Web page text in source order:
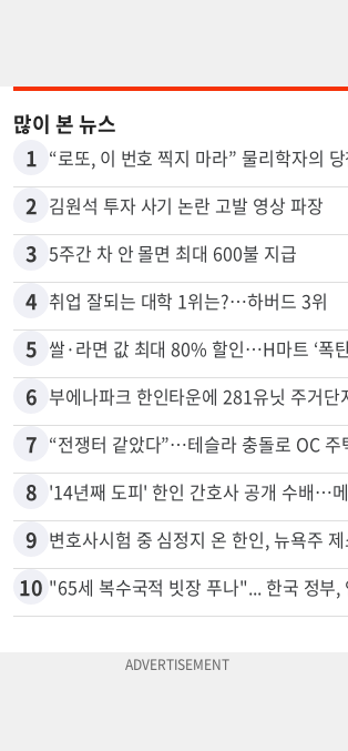
많이 본 뉴스
1 “로또, 이 번호 찍지 마라” 물리학자의
2 김원석 투자 사기 논란 고발 영상 파장
3 5주간 차 안 몰면 최대 600불 지급
4 취업 잘되는 대학 1위는?…하버드 3위
5 쌀·라면 값 최대 80% 할인…H마트 ‘폭
6 부에나파크 한인타운에 281유닛 주거단
7 “전쟁터 같았다”…테슬라 충돌로 OC 주
8 '14년째 도피' 한인 간호사 공개 수배…
9 변호사시험 중 심정지 온 한인, 뉴욕주
10